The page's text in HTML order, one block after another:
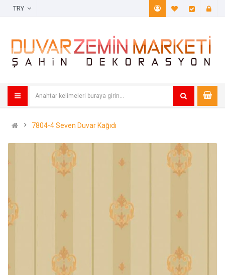
A. Listem
7804-4 Seven Duvar Kağıdı